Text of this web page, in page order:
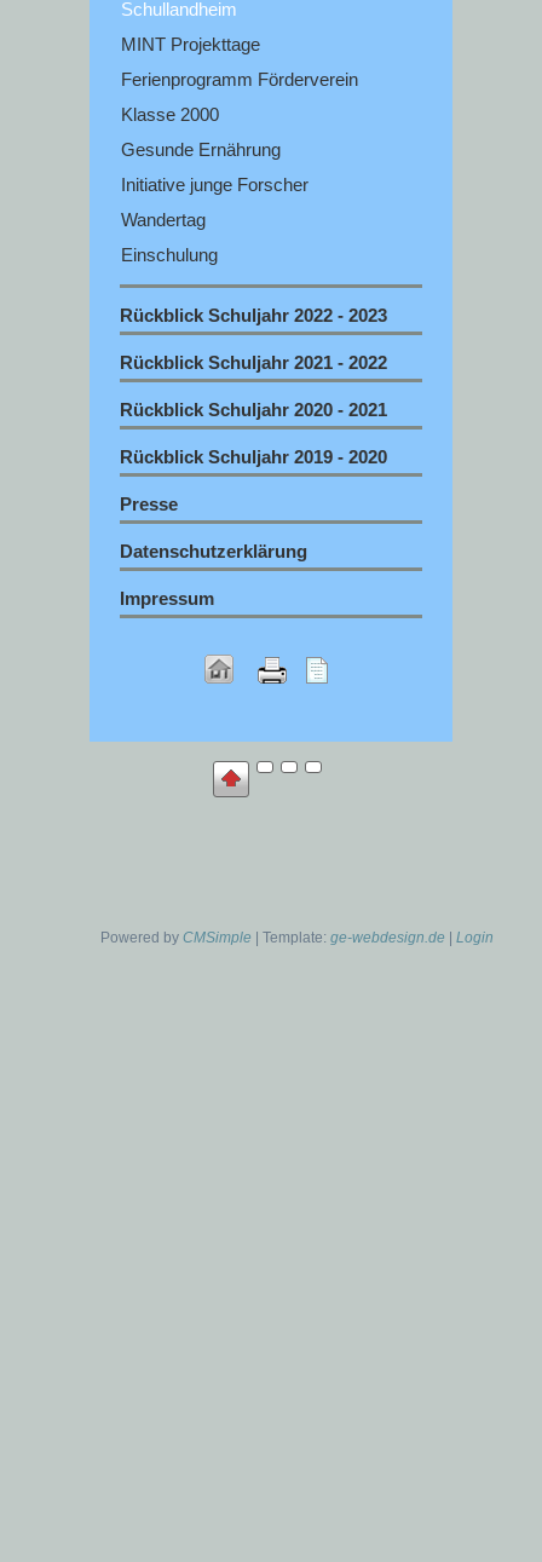
Schullandheim
MINT Projekttage
Ferienprogramm Förderverein
Klasse 2000
Gesunde Ernährung
Initiative junge Forscher
Wandertag
Einschulung
Rückblick Schuljahr 2022 - 2023
Rückblick Schuljahr 2021 - 2022
Rückblick Schuljahr 2020 - 2021
Rückblick Schuljahr 2019 - 2020
Presse
Datenschutzerklärung
Impressum
Powered by CMSimple | Template: ge-webdesign.de | Login